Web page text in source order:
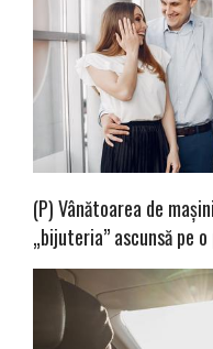
(P) Vânătoarea de
„bijuteria” ascunsă pe